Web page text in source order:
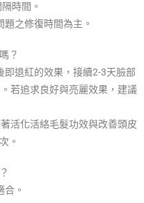
時間。
之修復時間為主。​
？​
退紅的效果，接續2-3天臉部
若追求良好與亮麗效果，建議
活化活絡毛髮功效與改善頭皮
。
。